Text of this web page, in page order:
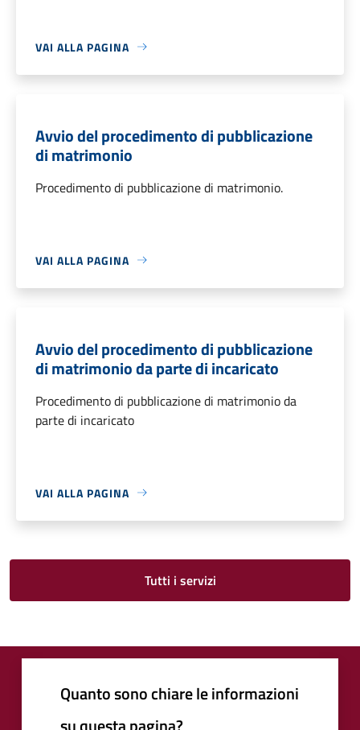
VAI ALLA PAGINA
Avvio del procedimento di pubblicazione
di matrimonio
Procedimento di pubblicazione di matrimonio.
VAI ALLA PAGINA
Avvio del procedimento di pubblicazione
di matrimonio da parte di incaricato
Procedimento di pubblicazione di matrimonio da
parte di incaricato
VAI ALLA PAGINA
Tutti i servizi
Quanto sono chiare le informazioni